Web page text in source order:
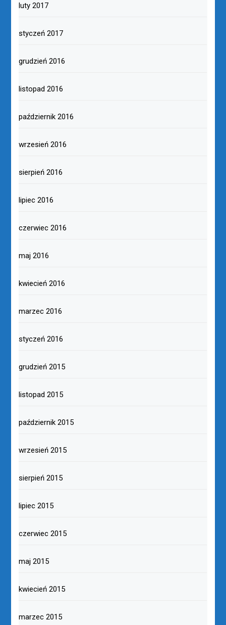
luty 2017
styczeń 2017
grudzień 2016
listopad 2016
październik 2016
wrzesień 2016
sierpień 2016
lipiec 2016
czerwiec 2016
maj 2016
kwiecień 2016
marzec 2016
styczeń 2016
grudzień 2015
listopad 2015
październik 2015
wrzesień 2015
sierpień 2015
lipiec 2015
czerwiec 2015
maj 2015
kwiecień 2015
marzec 2015